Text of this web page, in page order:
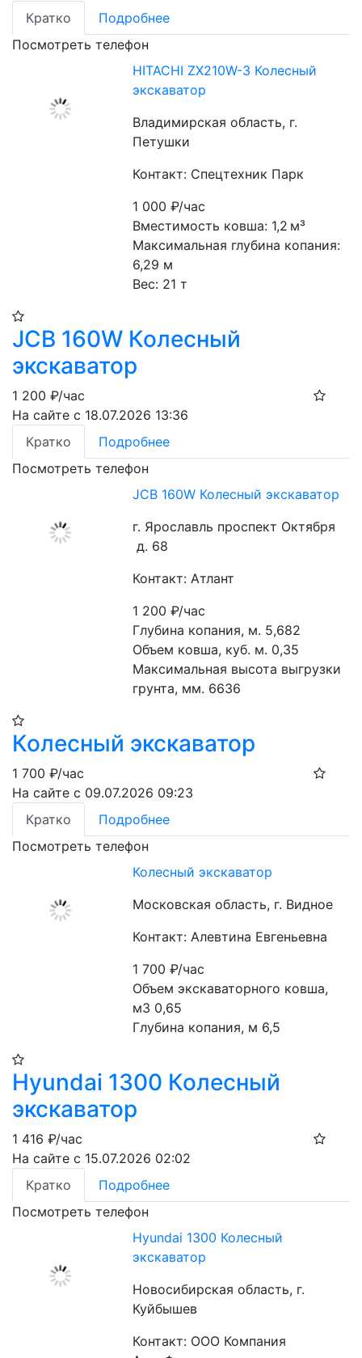
Кратко
Подробнее
Посмотреть телефон
HITACHI ZX210W-3 Колесный
экскаватор
Владимирская область, г.
Петушки
Контакт: Спецтехник Парк
1 000₽/час
Вместимость ковша: 1,2 м³
Максимальная глубина копания:
6,29 м
Вес: 21 т
JCB 160W Колесный
экскаватор
1 200 ₽/час
На сайте с 18.07.2026 13:36
Кратко
Подробнее
Посмотреть телефон
JCB 160W Колесный экскаватор
г. Ярославль проспект Октября
д. 68
Контакт: Атлант
1 200₽/час
Глубина копания, м. 5,682
Объем ковша, куб. м. 0,35
Максимальная высота выгрузки
грунта, мм. 6636
Колесный экскаватор
1 700 ₽/час
На сайте с 09.07.2026 09:23
Кратко
Подробнее
Посмотреть телефон
Колесный экскаватор
Московская область, г. Видное
Контакт: Алевтина Евгеньевна
1 700₽/час
Объем экскаваторного ковша,
м3 0,65
Глубина копания, м 6,5
Hyundai 1300 Колесный
экскаватор
1 416 ₽/час
На сайте с 15.07.2026 02:02
Кратко
Подробнее
Посмотреть телефон
Hyundai 1300 Колесный
экскаватор
Новосибирская область, г.
Куйбышев
Контакт: ООО Компания